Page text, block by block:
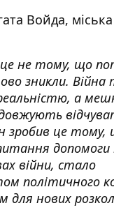
Войда,
це не тому, що
зникли. Війна
а
зробив це
допомоги
війни, стало
політичного
для нових